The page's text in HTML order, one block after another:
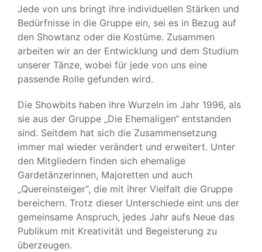
Jede von uns bringt ihre individuellen Stärken und
Bedürfnisse in die Gruppe ein, sei es in Bezug auf
den Showtanz oder die Kostüme. Zusammen
arbeiten wir an der Entwicklung und dem Studium
unserer Tänze, wobei für jede von uns eine
passende Rolle gefunden wird.
Die Showbits haben ihre Wurzeln im Jahr 1996, als
sie aus der Gruppe „Die Ehemaligen“ entstanden
sind. Seitdem hat sich die Zusammensetzung
immer mal wieder verändert und erweitert. Unter
den Mitgliedern finden sich ehemalige
Gardetänzerinnen, Majoretten und auch
„Quereinsteiger“, die mit ihrer Vielfalt die Gruppe
bereichern. Trotz dieser Unterschiede eint uns der
gemeinsame Anspruch, jedes Jahr aufs Neue das
Publikum mit Kreativität und Begeisterung zu
überzeugen.